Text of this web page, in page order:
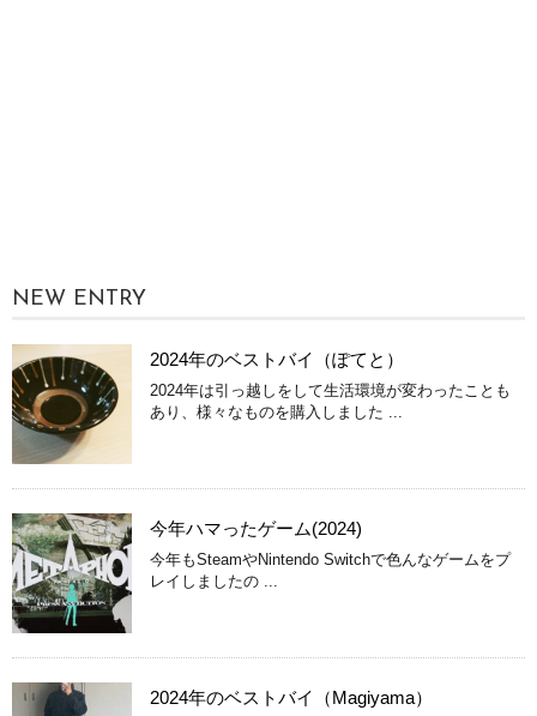
NEW ENTRY
2024年のベストバイ（ぽてと）
2024年は引っ越しをして生活環境が変わったことも
あり、様々なものを購入しました ...
今年ハマったゲーム(2024)
今年もSteamやNintendo Switchで色んなゲームをプ
レイしましたの ...
2024年のベストバイ（Magiyama）